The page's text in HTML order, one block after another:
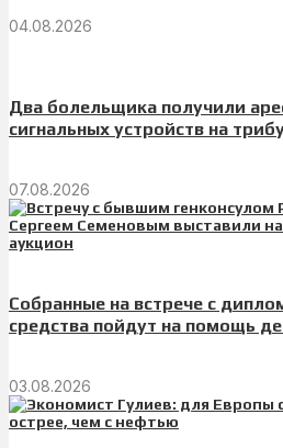
04.08.2026
Два болельщика получили
сигнальных устройств на
07.08.2026
Собранные на встрече с
средства пойдут на помощь
03.08.2026